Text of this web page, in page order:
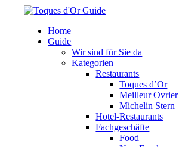
Home
Guide
Wir sind für Sie da
Kategorien
Restaurants
Toques d’Or
Meilleur Ovrier
Michelin Stern
Hotel-Restaurants
Fachgeschäfte
Food